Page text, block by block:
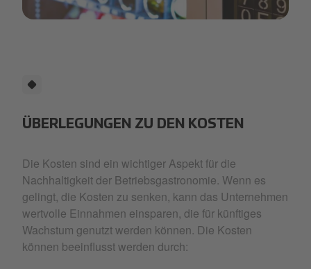
ÜBERLEGUNGEN ZU DEN KOSTEN
Die Kosten sind ein wichtiger Aspekt für die
Nachhaltigkeit der Betriebsgastronomie. Wenn es
gelingt, die Kosten zu senken, kann das Unternehmen
wertvolle Einnahmen einsparen, die für künftiges
Wachstum genutzt werden können. Die Kosten
können beeinflusst werden durch: